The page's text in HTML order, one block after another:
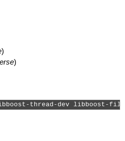
)
)
thread-dev libboost-